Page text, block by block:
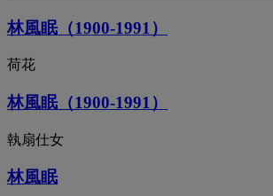
林風眠（1900-1991）
荷花
林風眠（1900-1991）
執扇仕女
林風眠